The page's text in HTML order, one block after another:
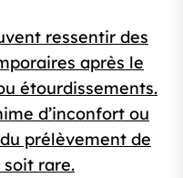
ressentir des
après le
étourdissements.
d’inconfort ou
prélèvement de
soit rare.